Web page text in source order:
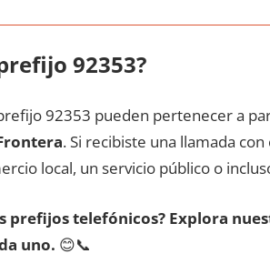
92353?
92353 pueden pertenecer а
. Si recibiste una llamada
local, un servicio público ο
prefijos telefónicos? Explora
uno. 😊📞